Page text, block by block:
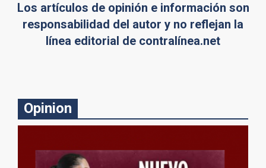
Los artículos de opinión e información son
responsabilidad del autor y no reflejan la
línea editorial de contralínea.net
Opinion